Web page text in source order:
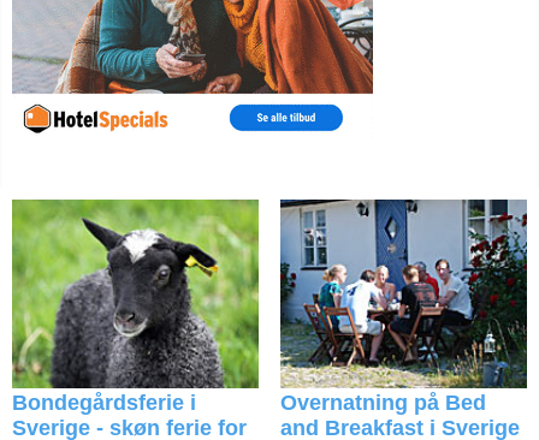
Bondegårdsferie i
Sverige - skøn ferie for
Overnatning på Bed
and Breakfast i Sverige